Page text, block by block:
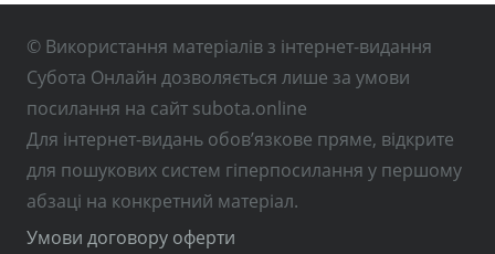
© Використання матеріалів з інтернет-видання
Субота Онлайн дозволяється лише за умови
посилання на сайт subota.online
Для інтернет-видань обов’язкове пряме, відкрите
для пошукових систем гіперпосилання у першому
абзаці на конкретний матеріал.
Умови договору оферти